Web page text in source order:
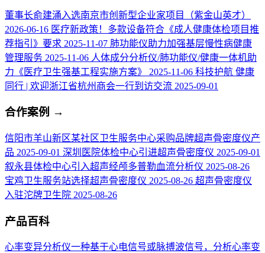
董事长俞建涌入选南京市创新型企业家项目（紫金山英才）
2026-06-16 医疗新政策！多款设备符合《成人健康体检项目推
荐指引》要求 2025-11-07 肺功能仪助力加强基层慢性病健康
管理服务 2025-11-06 人体成分分析仪/肺功能仪/健康一体机助
力《医疗卫生强基工程实施方案》
2025-11-06 科技护航 健康
同行 | 欢迎浙江省杭州商会一行到访交流 2025-09-01
合作案例 →
信阳市羊山新区某社区卫生服务中心采购品牌超声骨密度仪产
品 2025-09-01 深圳医院体检中心引进超声骨密度仪 2025-09-01
叙永县体检中心引入超声经颅多普勒血流分析仪 2025-08-26
宝鸡卫生服务站选择超声骨密度仪 2025-08-26 超声骨密度仪
入驻沱牌卫生院 2025-08-26
产品百科
心率变异分析仪一种基于心电信号或脉搏波信号，分析心率变